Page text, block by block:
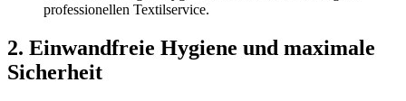
2. Einwandfreie Hygiene und maximale
Sicherheit